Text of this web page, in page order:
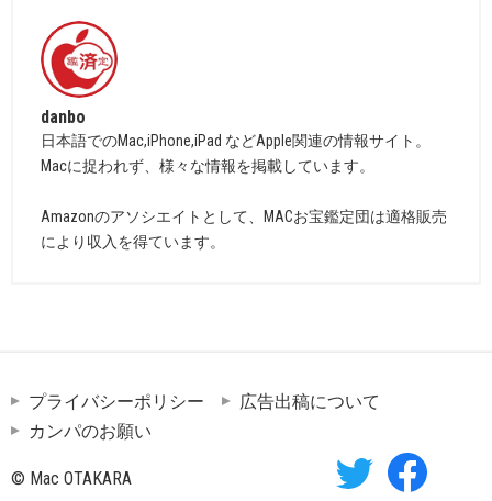
danbo
日本語でのMac,iPhone,iPad などApple関連の情報サイト。
Macに捉われず、様々な情報を掲載しています。
Amazonのアソシエイトとして、MACお宝鑑定団は適格販売
により収入を得ています。
プライバシーポリシー
広告出稿について
カンパのお願い
© Mac OTAKARA